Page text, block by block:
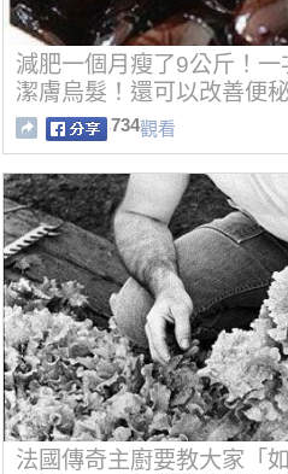
減肥一個月瘦了9公斤！
潔膚烏髮！還可以改善便
734觀看
法國傳奇主廚要教大家「